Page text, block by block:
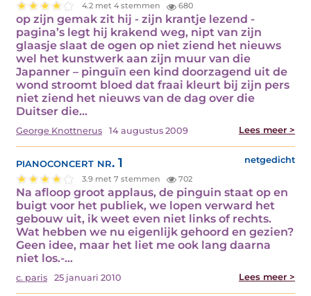
4.2 met 4 stemmen 680
op zijn gemak zit hij - zijn krantje lezend -
pagina’s legt hij krakend weg, nipt van zijn
glaasje slaat de ogen op niet ziend het nieuws
wel het kunstwerk aan zijn muur van die
Japanner – pinguïn een kind doorzagend uit de
wond stroomt bloed dat fraai kleurt bij zijn pers
niet ziend het nieuws van de dag over die
Duitser die…
George Knottnerus 14 augustus 2009 Lees meer >
pianoconcert nr. 1 netgedicht
3.9 met 7 stemmen 702
Na afloop groot applaus, de pinguin staat op en
buigt voor het publiek, we lopen verward het
gebouw uit, ik weet even niet links of rechts.
Wat hebben we nu eigenlijk gehoord en gezien?
Geen idee, maar het liet me ook lang daarna
niet los.-…
c. paris 25 januari 2010 Lees meer >